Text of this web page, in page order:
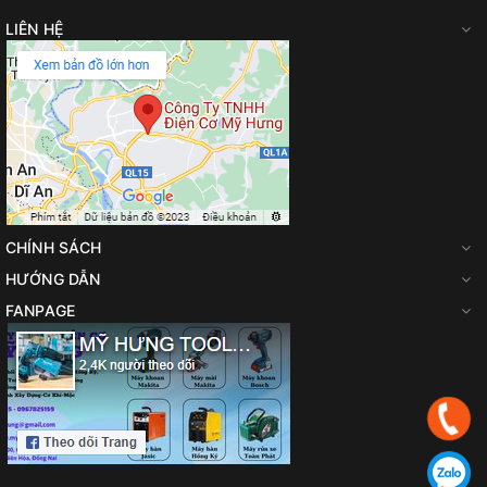
Hiệu năng gia công vượt trội:
Sự kết hợp giữa công suất
8.5 KVA và dòng hàn cực đại 220A mang lại hiệu suất mồi hồ
quang cực nhạy. Máy cung cấp dòng điện ổn định, giúp kiểm
soát vũng hàn tốt, tạo độ ngấu sâu và hạn chế tối đa xỉ hàn
văng tóe.
Bảng điều khiển trực quan:Mặt trước thiết bị được trang
bị hệ thống bảng điều khiển điện tử kết hợp màn hình hiển thị
thông số rõ nét. Thiết kế này giúp kỹ thuật viên dễ dàng
quan sát, tinh chỉnh cường độ dòng hàn và điện áp một cách
Độ bền bỉ và an toàn cao:
kim loại nguyên khối chống va đập, đáp ứng tiêu chuẩn cấp
độ bảo vệ IP21S và cấp cách điện F. Các bo mạch bên trong
được bảo vệ an toàn khỏi bụi bặm, hơi ẩm, đảm bảo vận
hành ổn định trong môi trường công nghiệp khắc nghiệt.
LIÊN HỆ
CHÍNH SÁCH
HƯỚNG DẪN
FANPAGE